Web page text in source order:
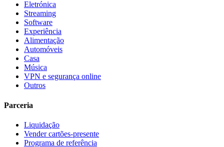
Eletrónica
Streaming
Software
Experiência
Alimentação
Automóveis
Casa
Música
VPN e segurança online
Outros
Parceria
Liquidação
Vender cartões-presente
Programa de referência